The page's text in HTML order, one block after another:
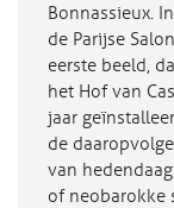
Bonnassieux.
de Parijse
eerste beeld,
het Hof van
jaar
de
van
of neobarokke